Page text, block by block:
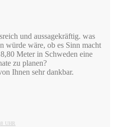
und aussagekräftig. was
würde wäre, ob es Sinn macht
Meter in Schweden eine
zu planen?
Ihnen sehr dankbar.
UHR